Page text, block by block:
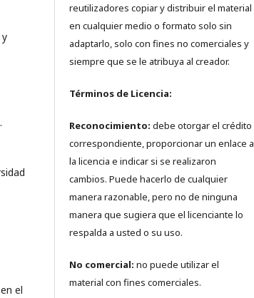
el
reutilizadores copiar y distribuir el material
en cualquier medio o formato solo sin
adaptarlo, solo con fines no comerciales y
siempre que se le atribuya al creador.
Términos de Licencia:
Reconocimiento: debe otorgar el crédito
correspondiente, proporcionar un enlace a
la licencia e indicar si se realizaron
cambios. Puede hacerlo de cualquier
manera razonable, pero no de ninguna
manera que sugiera que el licenciante lo
respalda a usted o su uso.
No comercial: no puede utilizar el
material con fines comerciales.